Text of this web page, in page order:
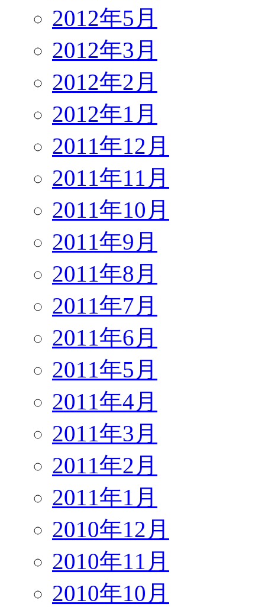
2012年5月
2012年3月
2012年2月
2012年1月
2011年12月
2011年11月
2011年10月
2011年9月
2011年8月
2011年7月
2011年6月
2011年5月
2011年4月
2011年3月
2011年2月
2011年1月
2010年12月
2010年11月
2010年10月